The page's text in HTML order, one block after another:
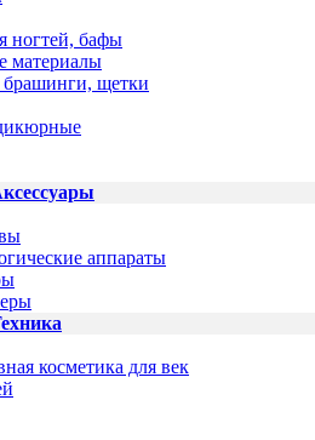
ногтей, бафы
материалы
брашинги, щетки
аппараты
косметика для век